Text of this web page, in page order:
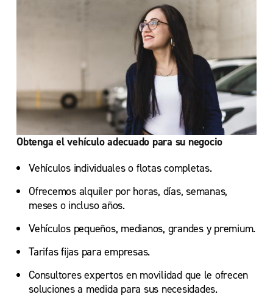
Obtenga el vehículo adecuado para su negocio
Vehículos individuales o flotas completas.
Ofrecemos alquiler por horas, días, semanas,
meses o incluso años.
Vehículos pequeños, medianos, grandes y premium.
Tarifas fijas para empresas.
Consultores expertos en movilidad que le ofrecen
soluciones a medida para sus necesidades.